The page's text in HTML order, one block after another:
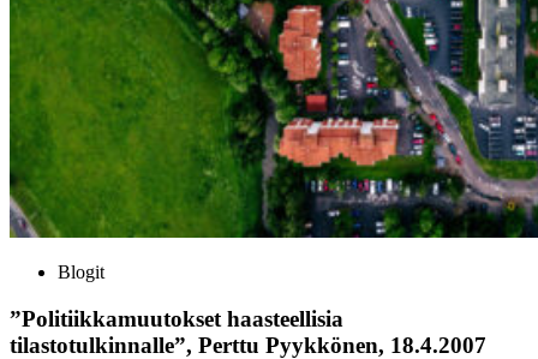
Blogit
”Politiikkamuutokset haasteellisia
tilastotulkinnalle”, Perttu Pyykkönen, 18.4.2007